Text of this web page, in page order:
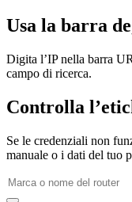
Usa la barra
Digita l’IP nella barra
campo di ricerca.
Controlla
Se le credenziali non
manuale o i dati del tuo